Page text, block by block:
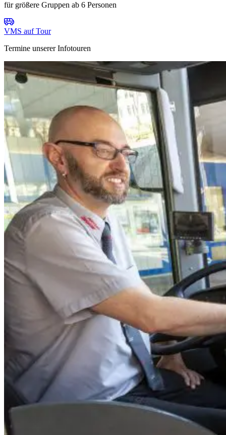
für größere Gruppen ab 6 Personen
VMS auf Tour
Termine unserer Infotouren